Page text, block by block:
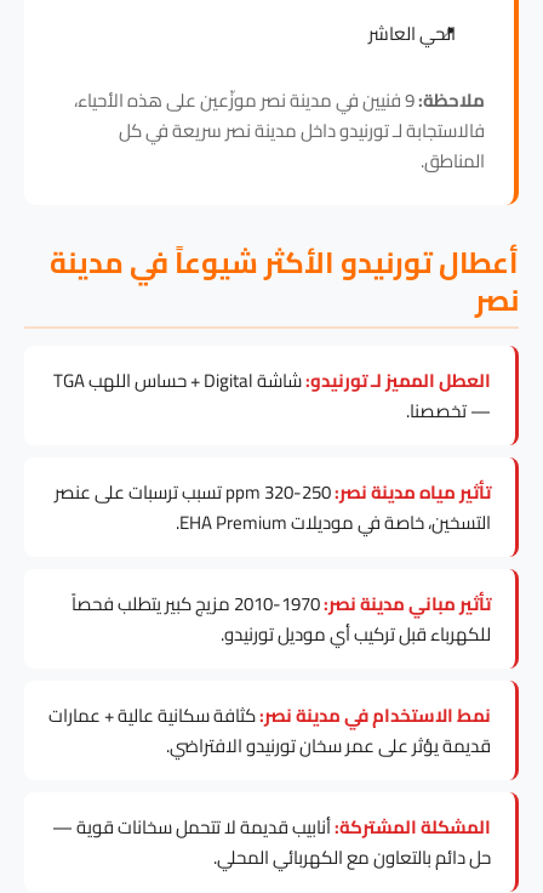
الحي العاشر
ملاحظة: 9 فنيين في مدينة نصر موزّعين على هذه الأحياء،
فالاستجابة لـ تورنيدو داخل مدينة نصر سريعة في كل
المناطق.
أعطال تورنيدو الأكثر شيوعاً في مدينة
نصر
العطل المميز لـ تورنيدو:
شاشة Digital + حساس اللهب TGA
— تخصصنا.
تأثير مياه مدينة نصر:
250-320 ppm تسبب ترسبات على عنصر
التسخين، خاصة في موديلات EHA Premium.
تأثير مباني مدينة نصر:
1970-2010 مزيج كبير يتطلب فحصاً
للكهرباء قبل تركيب أي موديل تورنيدو.
نمط الاستخدام في مدينة نصر:كثافة سكانية عالية + عمارات
قديمة يؤثر على عمر سخان تورنيدو الافتراضي.
المشكلة المشتركة:أنابيب قديمة لا تتحمل سخانات قوية —
حل دائم بالتعاون مع الكهربائي المحلي.